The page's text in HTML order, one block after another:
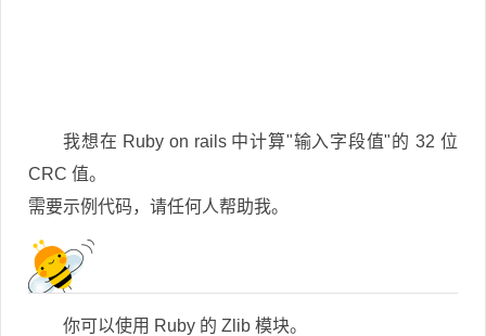
我想在 Ruby on rails 中计算"输入字段值"的 32 位
CRC 值。
需要示例代码，请任何人帮助我。
你可以使用 Ruby 的 Zlib 模块。